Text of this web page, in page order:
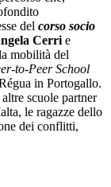
del corso socio
Cerri e
mobilità del
to-Peer School
in Portogallo.
scuole partner
le ragazze dello
dei conflitti,